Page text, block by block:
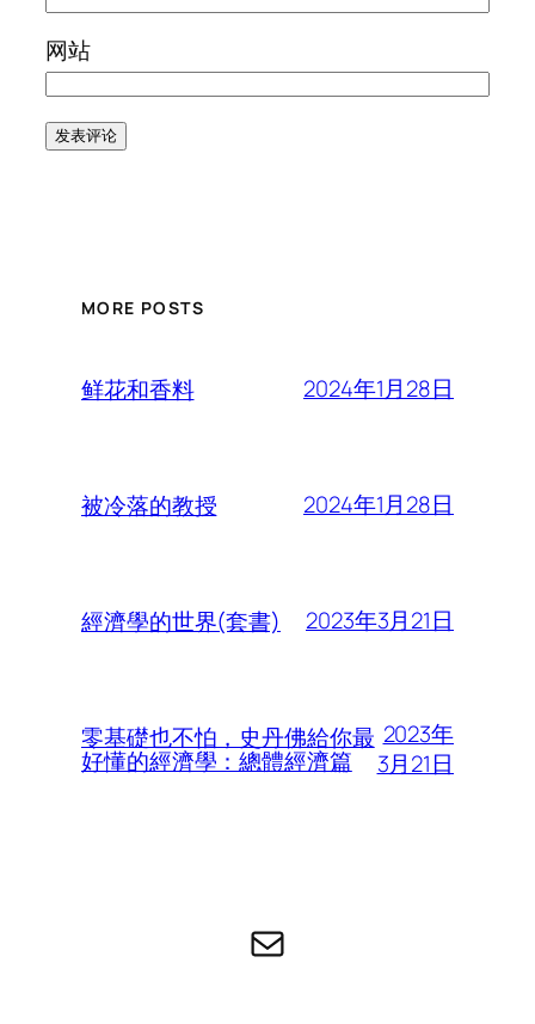
网站
MORE POSTS
鲜花和香料 2024年1月28日
被冷落的教授 2024年1月28日
經濟學的世界(套書) 2023年3月21日
零基礎也不怕，史丹佛給你最
好懂的經濟學：總體經濟篇
2023年
3月21日
电子邮件